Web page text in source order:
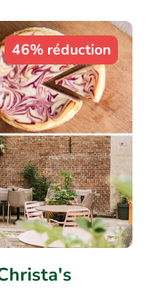
46% réduction